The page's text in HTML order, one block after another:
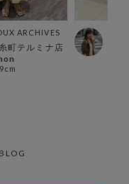
ARCHIVES
町テルミナ店